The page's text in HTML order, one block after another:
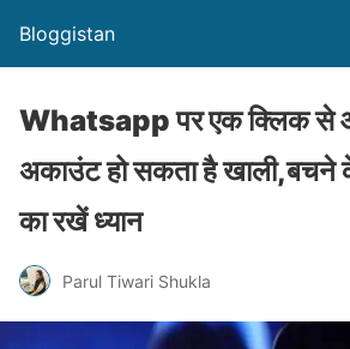
Bloggistan
Whatsapp पर एक क्लिक से
अकाउंट हो सकता है खाली,बचने
का रखें ध्यान
Parul Tiwari Shukla